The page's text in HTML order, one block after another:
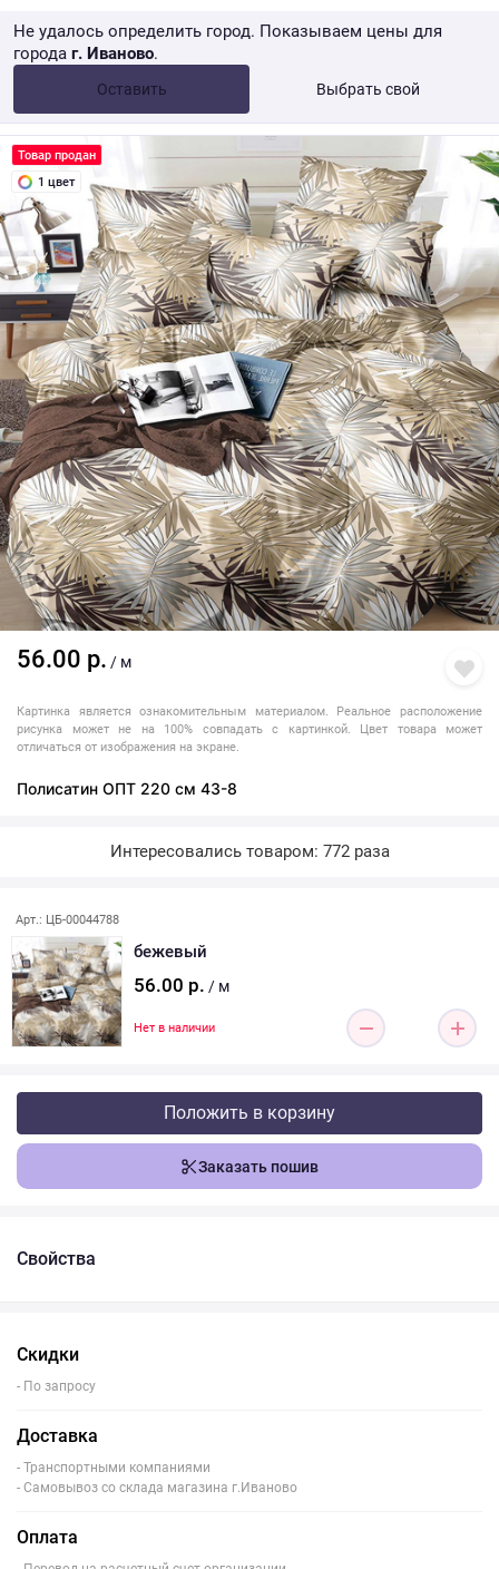
Не удалось определить город. Показываем цены для
города г. Иваново.
Оставить Выбрать свой
от 10 000 ₽ Розница → WB
Товар продан
1 цвет
56.00 р. / м
Картинка является ознакомительным материалом. Реальное расположение
рисунка может не на 100% совпадать с картинкой. Цвет товара может
отличаться от изображения на экране.
Полисатин ОПТ 220 см 43-8
Интересовались товаром: 772 раза
Арт.: ЦБ-00044788
бежевый
56.00 р. / м
Нет в наличии
Положить в корзину
Заказать пошив
Свойства
Скидки
- По запросу
Доставка
- Транспортными компаниями
- Самовывоз со склада магазина г.Иваново
Оплата